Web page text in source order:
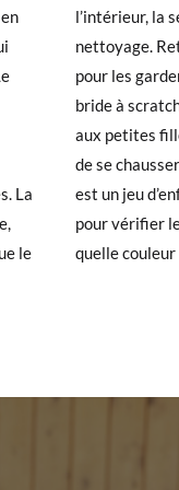
La
le
le
:
quelle
à fait à ce que
lancer la
et saisir votre
envoyée
d'origine en
commande pour
22
12,60 13,20
13,30 13,90
6,00